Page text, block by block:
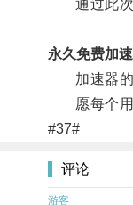
通过此次
永久免费加
加速器的
愿每个用
#37#
评论
游客